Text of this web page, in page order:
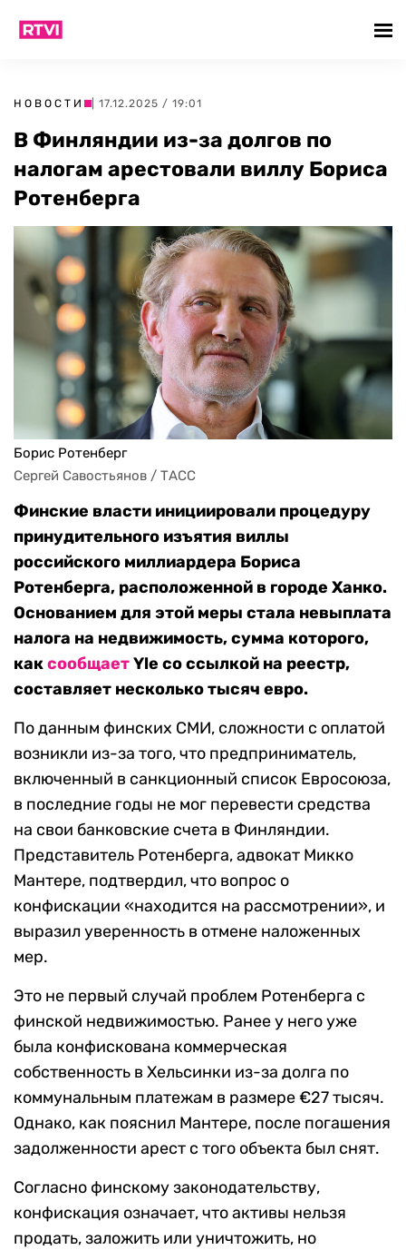
НОВОСТИ | 17.12.2025 / 19:01
В Финляндии из-за долгов по
налогам арестовали виллу Бориса
Ротенберга
Борис Ротенберг
Сергей Савостьянов / ТАСС
Финские власти инициировали процедуру
принудительного изъятия виллы
российского миллиардера Бориса
Ротенберга, расположенной в городе Ханко.
Основанием для этой меры стала невыплата
налога на недвижимость, сумма которого,
каксообщаетYle со ссылкой на реестр,
составляет несколько тысяч евро.
По данным финских СМИ, сложности с оплатой
возникли из-за того, что предприниматель,
включенный в санкционный список Евросоюза,
в последние годы не мог перевести средства
на свои банковские счета в Финляндии.
Представитель Ротенберга, адвокат Микко
Мантере, подтвердил, что вопрос о
конфискации «находится на рассмотрении», и
выразил уверенность в отмене наложенных
мер.
Это не первый случай проблем Ротенберга с
финской недвижимостью. Ранее у него уже
была конфискована коммерческая
собственность в Хельсинки из-за долга по
коммунальным платежам в размере €27 тысяч.
Однако, как пояснил Мантере, после погашения
задолженности арест с того объекта был снят.
Согласно финскому законодательству,
конфискация означает, что активы нельзя
продать, заложить или уничтожить, но